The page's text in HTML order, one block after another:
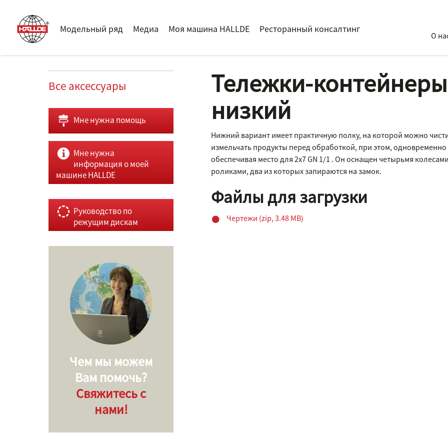
Модельный ряд Медиа Моя машина HALLDE Ресторанный консалтинг
О
Тележки-
низкий
Нижний вариант имеет практичную полку, на которой можно
измельчать продукты перед обработкой, при этом, одновременно
обеспечивая место для 2х7 GN 1/1 . Он оснащен четырьмя
роликами, два из которых запираются на замок.
Файлы для загрузки
Чертежи (zip, 3.48 MB)
Все аксессуары
Мне нужна помощь
Мне нужна
информация о моей
машине HALLDE
Руководство по
режущим дискам
Чем мы можем
Вам помочь?
Свяжитесь с
нами!